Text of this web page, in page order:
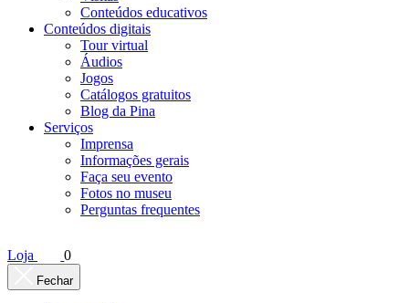
Conteúdos educativos​
Conteúdos digitais
Tour virtual
Áudios
Jogos
Catálogos gratuitos
Blog da Pina
Serviços
Imprensa
Informações gerais
Faça seu evento
Fotos no museu
Perguntas frequentes
Loja 0
Fechar